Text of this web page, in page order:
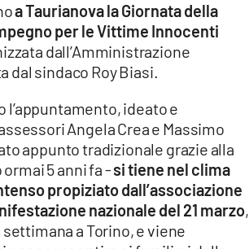
a Taurianova la Giornata della
per le Vittime Innocenti
dall’Amministrazione
dal sindaco Roy Biasi.
l’appuntamento, ideato e
Angela Crea e Massimo
appunto tradizionale grazie alla
5 anni fa -si tiene nel clima
propiziato dall’associazione
nazionale del 21 marzo,
a Torino, e viene